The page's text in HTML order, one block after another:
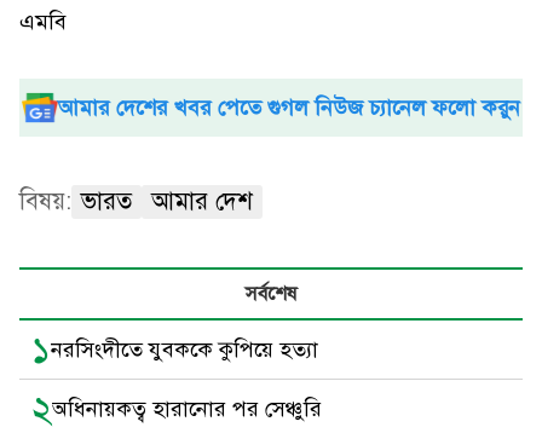
এমবি
আমার দেশের খবর পেতে গুগল নিউজ চ্যানেল ফলো করুন
বিষয়: ভারত আমার দেশ
সর্বশেষ
১নরসিংদীতে যুবককে কুপিয়ে হত্যা
২অধিনায়কত্ব হারানোর পর সেঞ্চুরি